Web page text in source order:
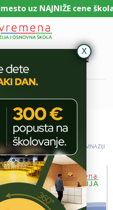
uz NAJNIŽE cene
OBRADOVIĆA U SAVREMENOJ GIMNAZIJI